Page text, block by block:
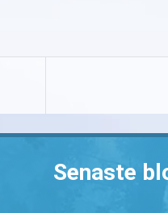
Senaste